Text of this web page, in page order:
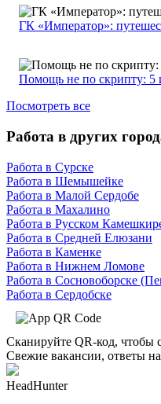
ГК «Император»:
Помощь не по скрипту: 5
Посмотреть все
Работа в других
Работа в Сурске
Работа в Шемышейке
Работа в Малой Сердобе
Работа в Махалино
Работа в Русском
Работа в Средней Елюзани
Работа в Каменке
Работа в Нижнем Ломове
Работа в Сосновоборске
Работа в Сердобске
Сканируйте QR-код, чтобы
Свежие вакансии, ответы
HeadHunter